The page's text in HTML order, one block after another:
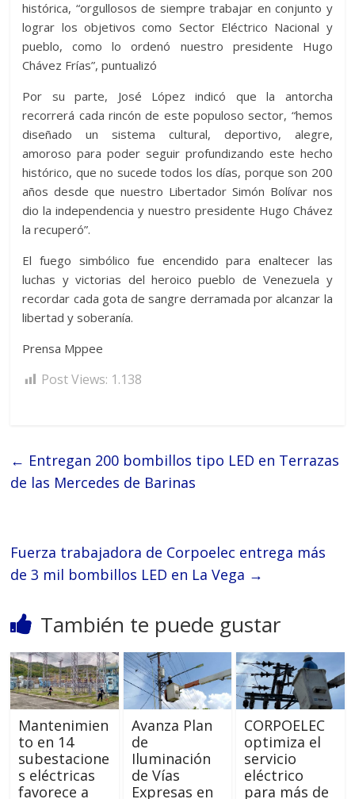
histórica, “orgullosos de siempre trabajar en conjunto y
lograr los objetivos como Sector Eléctrico Nacional y
pueblo, como lo ordenó nuestro presidente Hugo
Chávez Frías”, puntualizó
Por su parte, José López indicó que la antorcha
recorrerá cada rincón de este populoso sector, “hemos
diseñado un sistema cultural, deportivo, alegre,
amoroso para poder seguir profundizando este hecho
histórico, que no sucede todos los días, porque son 200
años desde que nuestro Libertador Simón Bolívar nos
dio la independencia y nuestro presidente Hugo Chávez
la recuperó”.
El fuego simbólico fue encendido para enaltecer las
luchas y victorias del heroico pueblo de Venezuela y
recordar cada gota de sangre derramada por alcanzar la
libertad y soberanía.
Prensa Mppee
Post Views: 1.138
← Entregan 200 bombillos tipo LED en Terrazas
de las Mercedes de Barinas
Fuerza trabajadora de Corpoelec entrega más
de 3 mil bombillos LED en La Vega →
También te puede gustar
Mantenimien
to en 14
subestacione
s eléctricas
favorece a
Avanza Plan
de
Iluminación
de Vías
Expresas en
CORPOELEC
optimiza el
servicio
eléctrico
para más de